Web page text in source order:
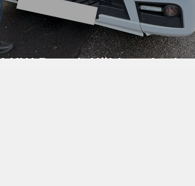
LKW Brand- Kühlerschaden